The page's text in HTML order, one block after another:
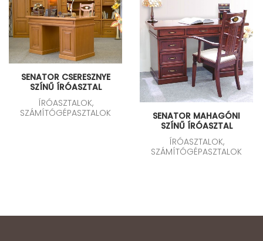
SENATOR CSERESZNYE
SZÍNŰ ÍRÓASZTAL
ÍRÓASZTALOK,
SZÁMÍTÓGÉPASZTALOK
SENATOR MAHAGÓNI
SZÍNŰ ÍRÓASZTAL
ÍRÓASZTALOK,
SZÁMÍTÓGÉPASZTALOK